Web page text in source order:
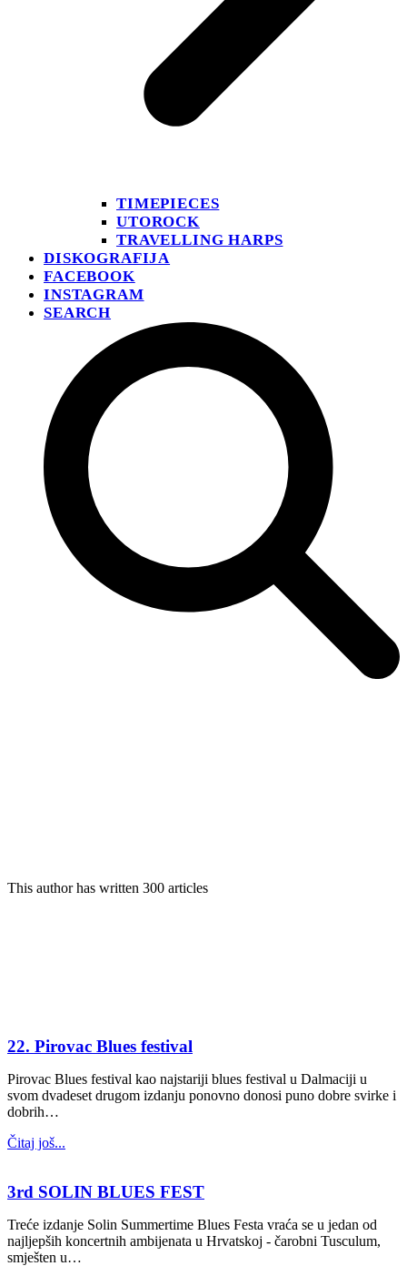
TIMEPIECES
UTOROCK
TRAVELLING HARPS
DISKOGRAFIJA
FACEBOOK
INSTAGRAM
SEARCH
This author has written 300 articles
22. Pirovac Blues festival
Pirovac Blues festival kao najstariji blues festival u Dalmaciji u
svom dvadeset drugom izdanju ponovno donosi puno dobre svirke i
dobrih…
Čitaj još...
3rd SOLIN BLUES FEST
Treće izdanje Solin Summertime Blues Festa vraća se u jedan od
najljepših koncertnih ambijenata u Hrvatskoj - čarobni Tusculum,
smješten u…